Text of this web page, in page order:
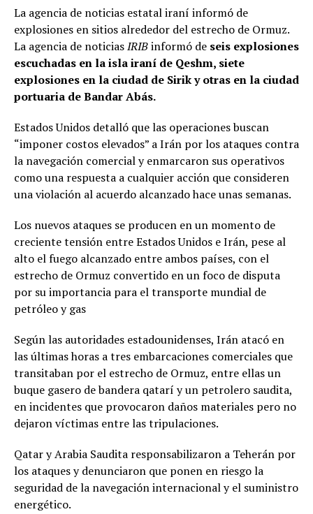
La agencia de noticias estatal iraní informó de
explosiones en sitios alrededor del estrecho de Ormuz.
La agencia de noticiasIRIBinformó de seis explosiones
escuchadas en la isla iraní de Qeshm, siete
explosiones en la ciudad de Sirik y otras en la ciudad
portuaria de Bandar Abás.
Estados Unidos detalló que las operaciones buscan
“imponer costos elevados” a Irán por los ataques contra
la navegación comercial y enmarcaron sus operativos
como una respuesta a cualquier acción que consideren
una violación al acuerdo alcanzado hace unas semanas.
Los nuevos ataques se producen en un momento de
creciente tensión entre Estados Unidos e Irán, pese al
alto el fuego alcanzado entre ambos países, con el
estrecho de Ormuz convertido en un foco de disputa
por su importancia para el transporte mundial de
petróleo y gas
Según las autoridades estadounidenses, Irán atacó en
las últimas horas a tres embarcaciones comerciales que
transitaban por el estrecho de Ormuz, entre ellas un
buque gasero de bandera qatarí y un petrolero saudita,
en incidentes que provocaron daños materiales pero no
dejaron víctimas entre las tripulaciones.
Qatar y Arabia Saudita responsabilizaron a Teherán por
los ataques y denunciaron que ponen en riesgo la
seguridad de la navegación internacional y el suministro
energético.